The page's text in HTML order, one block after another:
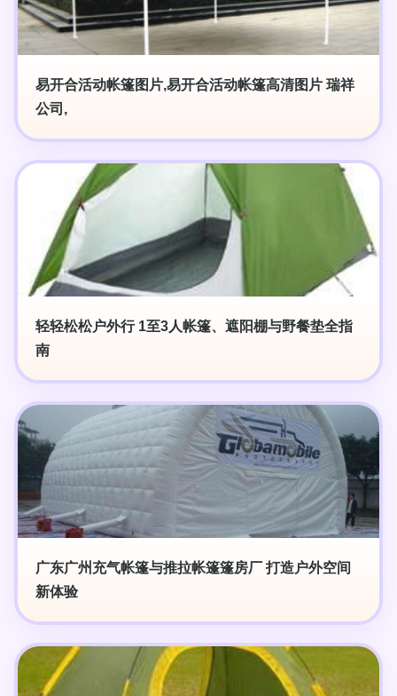
易开合活动帐篷图片,易开合活动帐篷高清图片 瑞祥
公司,
轻轻松松户外行 1至3人帐篷、遮阳棚与野餐垫全指
南
广东广州充气帐篷与推拉帐篷篷房厂 打造户外空间
新体验